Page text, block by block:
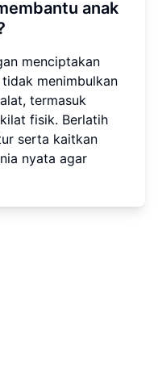
anak
menciptakan
menimbulkan
termasuk
fisik. Berlatih
serta kaitkan
nyata agar